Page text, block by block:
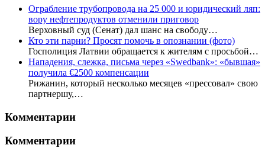
Ограбление трубопровода на 25 000 и юридический ляп:
вору нефтепродуктов отменили приговор
Верховный суд (Сенат) дал шанс на свободу…
Кто эти парни? Просят помочь в опознании (фото)
Госполиция Латвии обращается к жителям с просьбой…
Нападения, слежка, письма через «Swedbank»: «бывшая»
получила €2500 компенсации
Рижанин, который несколько месяцев «прессовал» свою
партнершу,…
Комментарии
Комментарии